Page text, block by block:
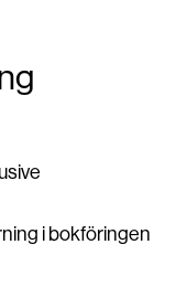
i bokföringen